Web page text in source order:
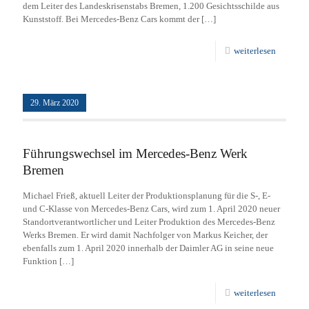
dem Leiter des Landeskrisenstabs Bremen, 1.200 Gesichtsschilde aus
Kunststoff. Bei Mercedes-Benz Cars kommt der[…]
weiterlesen
29. März 2020
Führungswechsel im Mercedes-Benz Werk
Bremen
Michael Frieß, aktuell Leiter der Produktionsplanung für die S-, E-
und C-Klasse von Mercedes-Benz Cars, wird zum 1. April 2020 neuer
Standortverantwortlicher und Leiter Produktion des Mercedes-Benz
Werks Bremen. Er wird damit Nachfolger von Markus Keicher, der
ebenfalls zum 1. April 2020 innerhalb der Daimler AG in seine neue
Funktion […]
weiterlesen